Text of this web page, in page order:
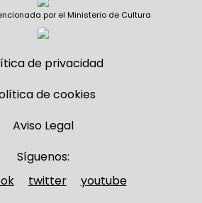
por el Ministerio de Cultura
de privacidad
de cookies
Aviso Legal
Síguenos:
twitter youtube